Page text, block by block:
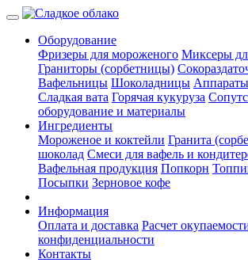
Оборудование
Фризеры для мороженого Миксеры
Граниторы (сорбетницы)
Вафельницы Шоколадницы
Сладкая вата Горячая кукуруза
оборудование и материалы
Ингредиенты
Мороженое и коктейли Гранита
шоколад Смеси для вафель и
Вафельная продукция Попкорн
Посыпки Зерновое кофе
Информация
Оплата и доставка Расчет
конфиденциальности
Контакты